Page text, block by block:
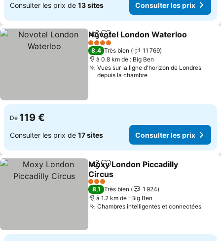
Consulter les prix de 13 sites Consulter les prix
PartagerAjouter à mes favoris
Novotel London Waterloo
4 Étoiles
8,4 Très bien
11 769
à 0.8 km de : Big Ben
Vues sur la ligne d'horizon de Londres
depuis la chambre
De 119 €
Consulter les prix de 17 sites Consulter les prix
PartagerAjouter à mes favoris
Moxy London Piccadilly
Circus
Consulter les prix
3 Étoiles
8,1 Très bien
1 924
à 1.2 km de : Big Ben
Chambres intelligentes et connectées